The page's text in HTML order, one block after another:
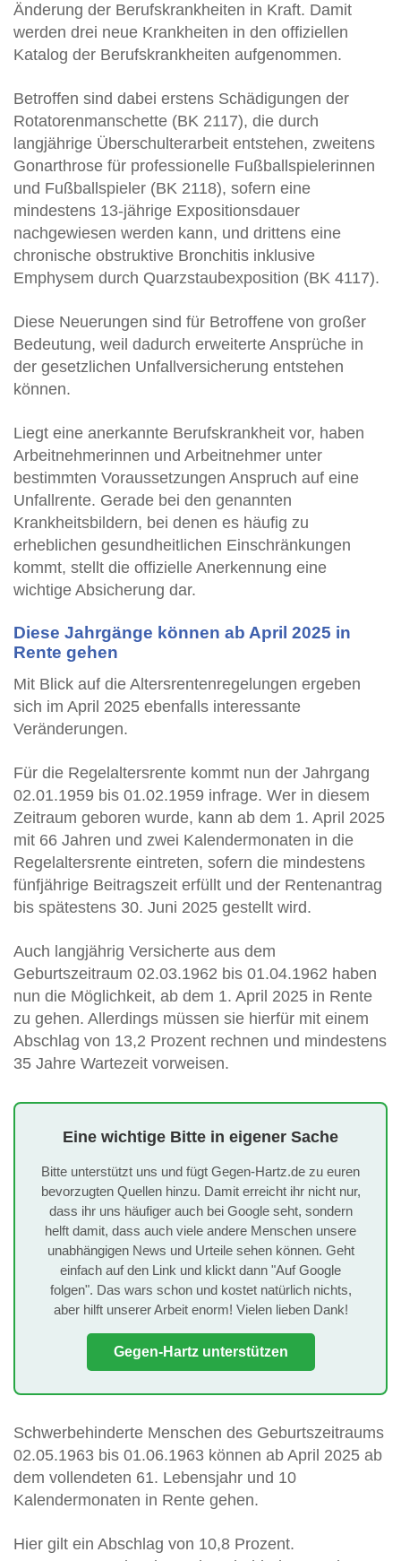
Änderung der Berufskrankheiten in Kraft. Damit
werden drei neue Krankheiten in den offiziellen
Katalog der Berufskrankheiten aufgenommen.
Betroffen sind dabei erstens Schädigungen der
Rotatorenmanschette (BK 2117), die durch
langjährige Überschulterarbeit entstehen, zweitens
Gonarthrose für professionelle Fußballspielerinnen
und Fußballspieler (BK 2118), sofern eine
mindestens 13-jährige Expositionsdauer
nachgewiesen werden kann, und drittens eine
chronische obstruktive Bronchitis inklusive
Emphysem durch Quarzstaubexposition (BK 4117).
Diese Neuerungen sind für Betroffene von großer
Bedeutung, weil dadurch erweiterte Ansprüche in
der gesetzlichen Unfallversicherung entstehen
können.
Liegt eine anerkannte Berufskrankheit vor, haben
Arbeitnehmerinnen und Arbeitnehmer unter
bestimmten Voraussetzungen Anspruch auf eine
Unfallrente. Gerade bei den genannten
Krankheitsbildern, bei denen es häufig zu
erheblichen gesundheitlichen Einschränkungen
kommt, stellt die offizielle Anerkennung eine
wichtige Absicherung dar.
Diese Jahrgänge können ab April 2025 in
Rente gehen
Mit Blick auf die Altersrentenregelungen ergeben
sich im April 2025 ebenfalls interessante
Veränderungen.
Für die Regelaltersrente kommt nun der Jahrgang
02.01.1959 bis 01.02.1959 infrage. Wer in diesem
Zeitraum geboren wurde, kann ab dem 1. April 2025
mit 66 Jahren und zwei Kalendermonaten in die
Regelaltersrente eintreten, sofern die mindestens
fünfjährige Beitragszeit erfüllt und der Rentenantrag
bis spätestens 30. Juni 2025 gestellt wird.
Auch langjährig Versicherte aus dem
Geburtszeitraum 02.03.1962 bis 01.04.1962 haben
nun die Möglichkeit, ab dem 1. April 2025 in Rente
zu gehen. Allerdings müssen sie hierfür mit einem
Abschlag von 13,2 Prozent rechnen und mindestens
35 Jahre Wartezeit vorweisen.
Eine wichtige Bitte in eigener Sache
Bitte unterstützt uns und fügt Gegen-Hartz.de zu euren
bevorzugten Quellen hinzu. Damit erreicht ihr nicht nur,
dass ihr uns häufiger auch bei Google seht, sondern
helft damit, dass auch viele andere Menschen unsere
unabhängigen News und Urteile sehen können. Geht
einfach auf den Link und klickt dann "Auf Google
folgen". Das wars schon und kostet natürlich nichts,
aber hilft unserer Arbeit enorm! Vielen lieben Dank!
Gegen-Hartz unterstützen
Schwerbehinderte Menschen des Geburtszeitraums
02.05.1963 bis 01.06.1963 können ab April 2025 ab
dem vollendeten 61. Lebensjahr und 10
Kalendermonaten in Rente gehen.
Hier gilt ein Abschlag von 10,8 Prozent.